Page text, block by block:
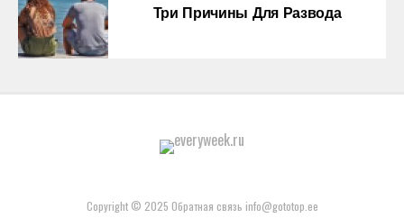
Три Причины Для Развода
Copyright © 2025 Обратная связь info@gototop.ee